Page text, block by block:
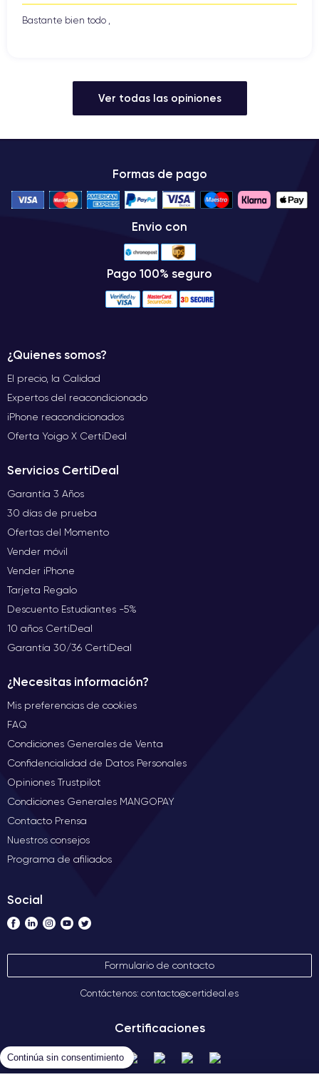
Continúa sin consentimiento
Bastante bien todo ,
Ver todas las opiniones
Formas de pago
Envio con
Pago 100% seguro
¿Quienes somos?
El precio, la Calidad
Expertos del reacondicionado
iPhone reacondicionados
Oferta Yoigo X CertiDeal
Servicios CertiDeal
Garantía 3 Años
30 días de prueba
Ofertas del Momento
Vender móvil
Vender iPhone
Tarjeta Regalo
Descuento Estudiantes -5%
10 años CertiDeal
Garantía 30/36 CertiDeal
¿Necesitas información?
Mis preferencias de cookies
FAQ
Condiciones Generales de Venta
Confidencialidad de Datos Personales
Opiniones Trustpilot
Condiciones Generales MANGOPAY
Contacto Prensa
Nuestros consejos
Programa de afiliados
Social
Formulario de contacto
Contáctenos: contacto@certideal.es
Certificaciones